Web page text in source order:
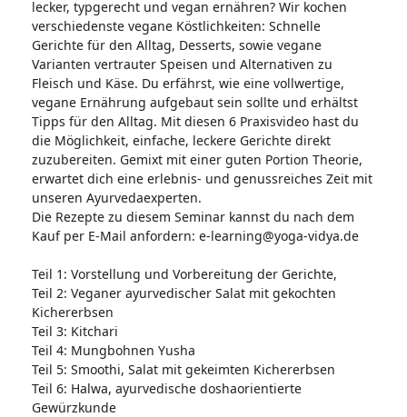
lecker, typgerecht und vegan ernähren? Wir kochen
verschiedenste vegane Köstlichkeiten: Schnelle
Gerichte für den Alltag, Desserts, sowie vegane
Varianten vertrauter Speisen und Alternativen zu
Fleisch und Käse. Du erfährst, wie eine vollwertige,
vegane Ernährung aufgebaut sein sollte und erhältst
Tipps für den Alltag. Mit diesen 6 Praxisvideo hast du
die Möglichkeit, einfache, leckere Gerichte direkt
zuzubereiten. Gemixt mit einer guten Portion Theorie,
erwartet dich eine erlebnis- und genussreiches Zeit mit
unseren Ayurvedaexperten.
Die Rezepte zu diesem Seminar kannst du nach dem
Kauf per E-Mail anfordern: e-learning@yoga-vidya.de
Teil 1: Vorstellung und Vorbereitung der Gerichte,
Teil 2: Veganer ayurvedischer Salat mit gekochten
Kichererbsen
Teil 3: Kitchari
Teil 4: Mungbohnen Yusha
Teil 5: Smoothi, Salat mit gekeimten Kichererbsen
Teil 6: Halwa, ayurvedische doshaorientierte
Gewürzkunde